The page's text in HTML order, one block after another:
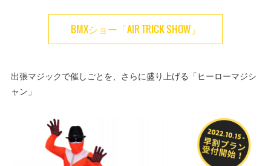
BMXショー「AIR TRICK SHOW」
出張マジックで催しごとを、さらに盛り上げる「ヒーローマジシ
ャン」